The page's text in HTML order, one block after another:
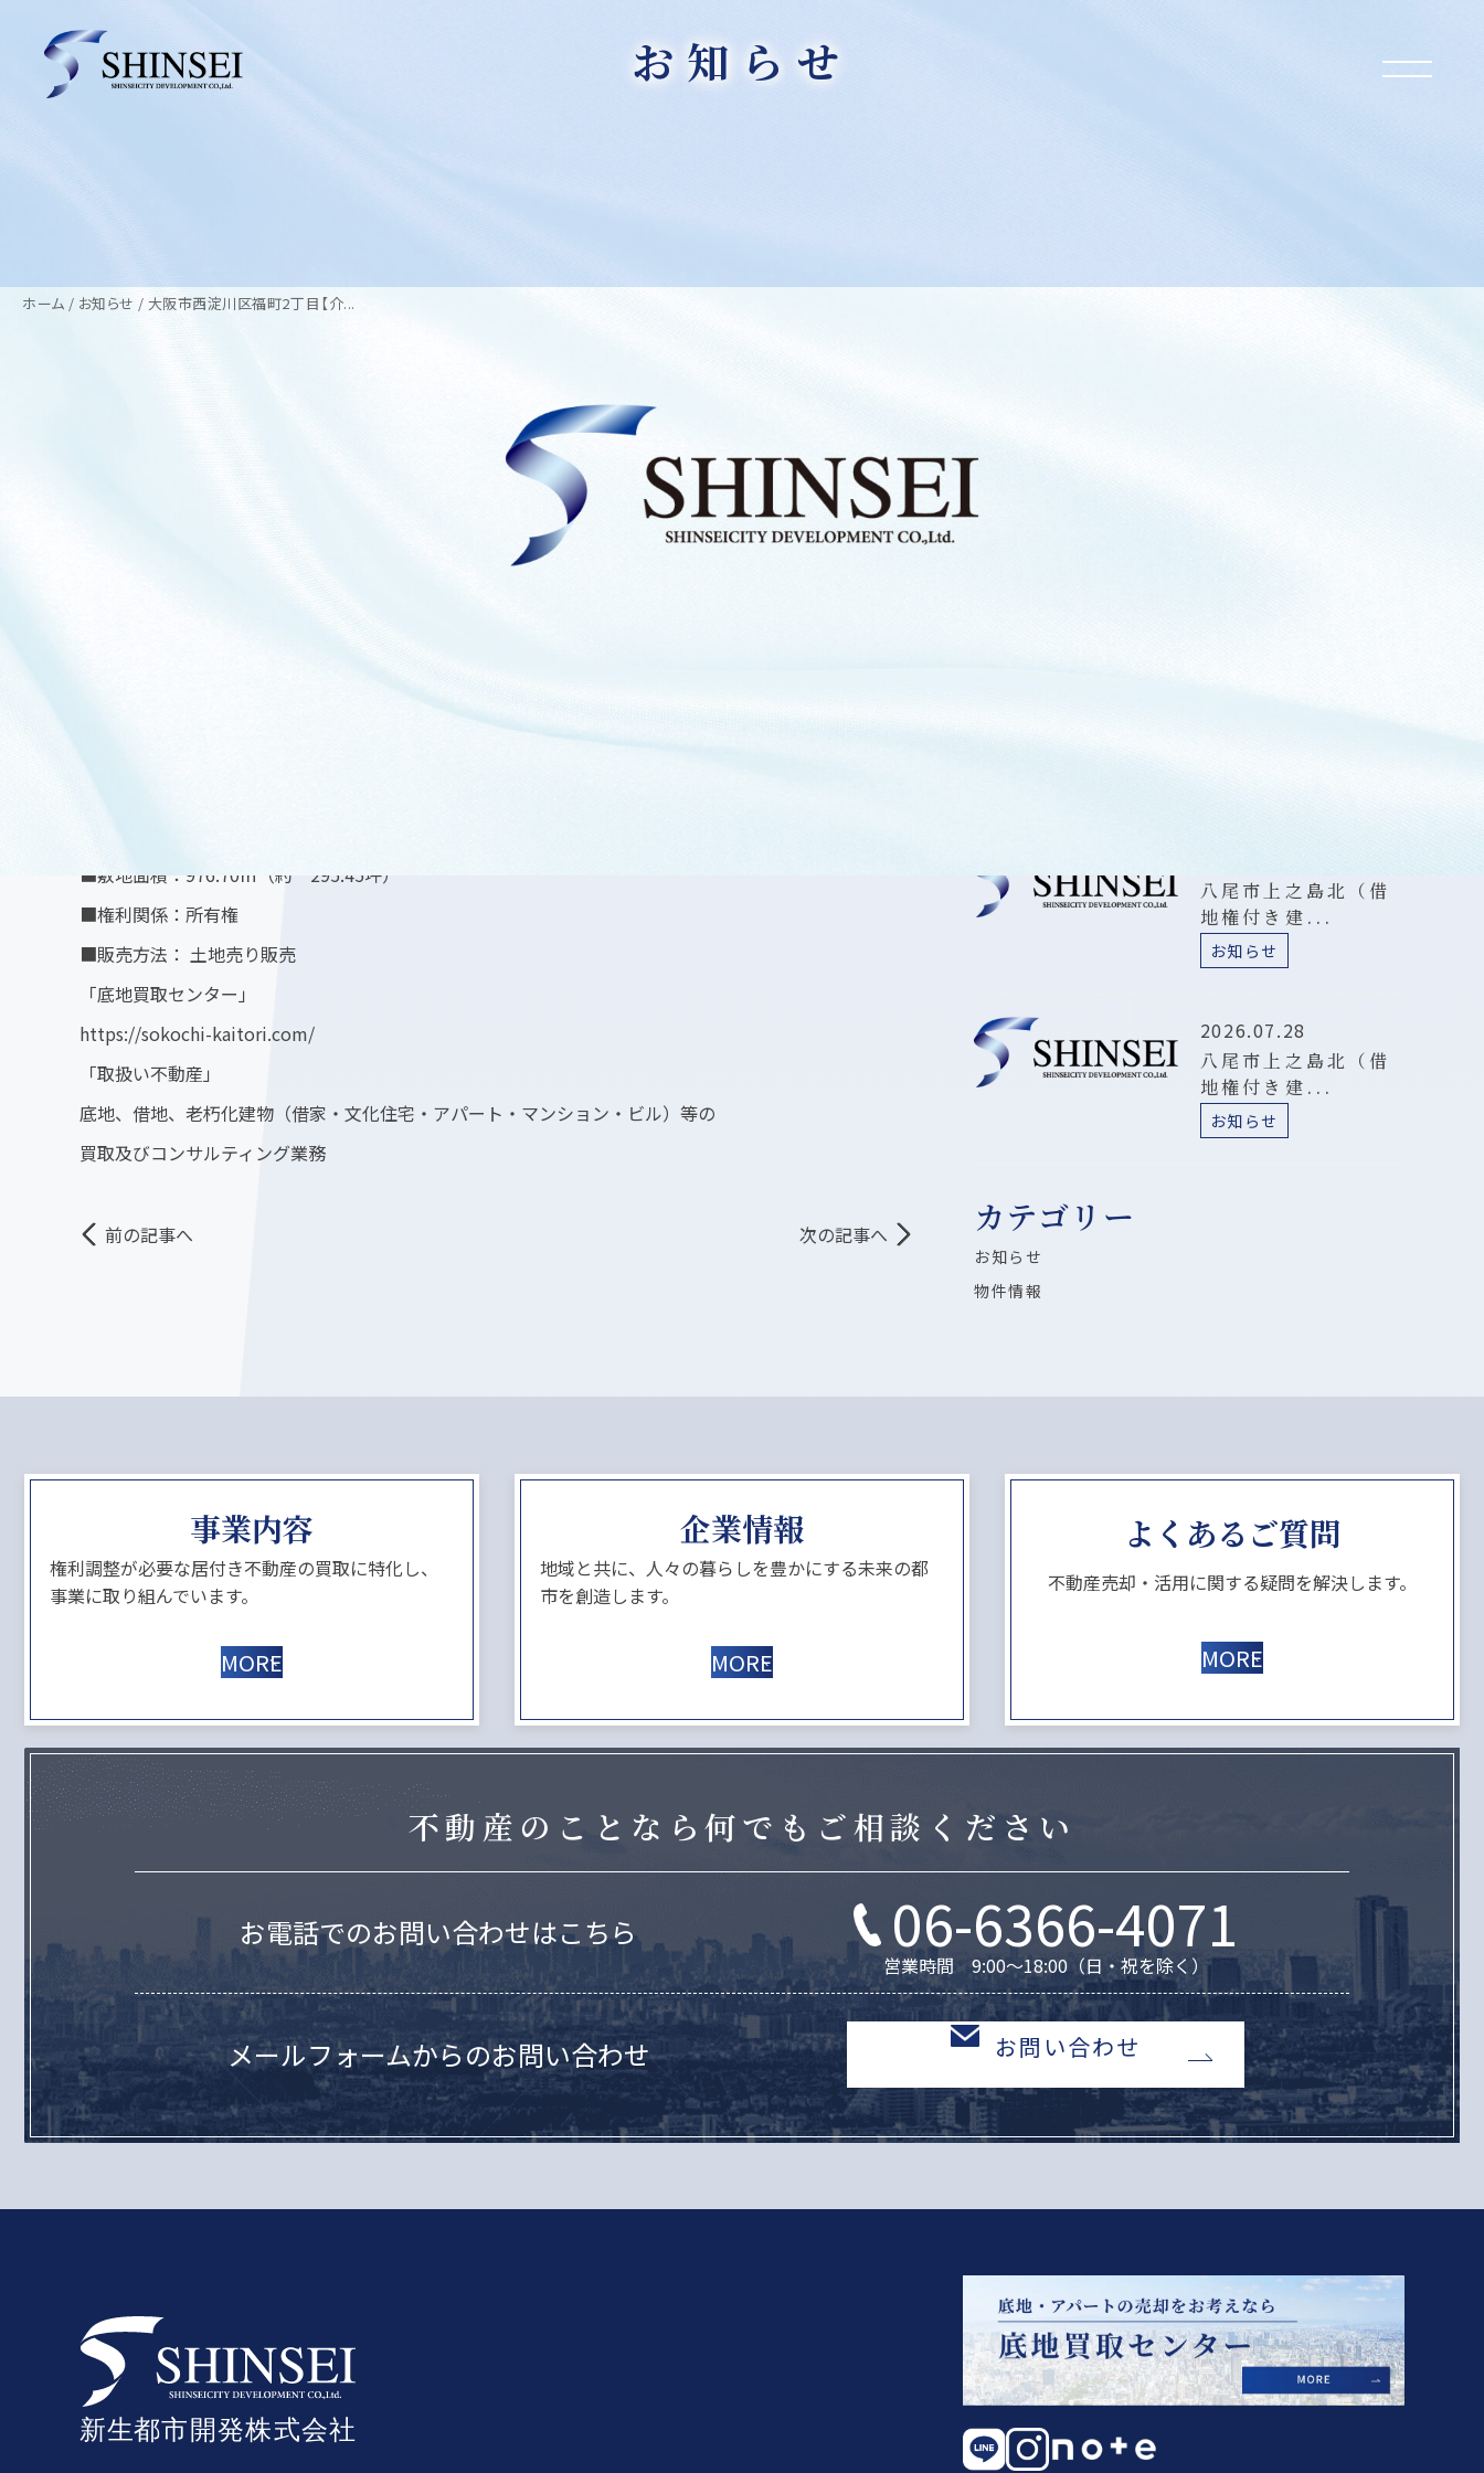
お知らせ
ホーム お知らせ 大阪市西淀川区福町2丁目【介...
大阪市西淀川区福町2丁目【介護用地】販売・決済のお知らせ
■敷地面積：976.70㎡（約 295.45坪）
■権利関係：所有権
■販売方法： 土地売り販売
「底地買取センター」
https://sokochi-kaitori.com/
「取扱い不動産」
底地、借地、老朽化建物（借家・文化住宅・アパート・マンション・ビル）等の
買取及びコンサルティング業務
前の記事へ 次の記事へ
過去のお知らせ
八尾市上之島北（借
地権付き建...
お知らせ
2026.07.28
八尾市上之島北（借
地権付き建...
お知らせ
カテゴリー
お知らせ
物件情報
事業内容
権利調整が必要な居付き不動産の買取に特化し、
事業に取り組んでいます。
MORE
企業情報
地域と共に、人々の暮らしを豊かにする未来の都
市を創造します。
MORE
よくあるご質問
不動産売却・活用に関する疑問を解決します。
MORE
不動産のことなら何でもご相談ください
お電話でのお問い合わせはこちら 06-6366-4071
営業時間 9:00～18:00（日・祝を除く）
メールフォームからのお問い合わせ お問い合わせ